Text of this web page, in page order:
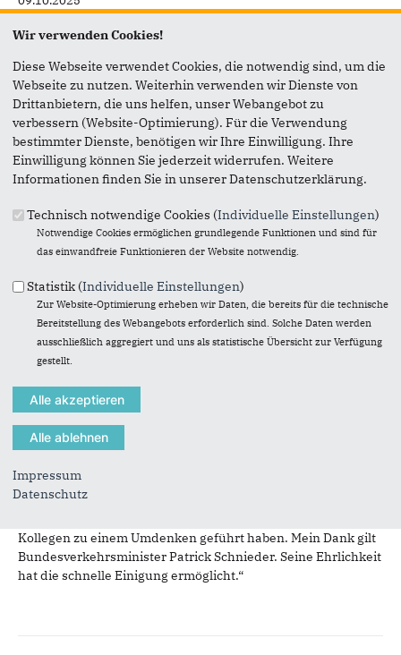
CDU/CSU und SPD stellen für den Bau von
Investitionspaket bereit, um baureife Projekte realisieren zu
können. Darauf haben sich die Koalitionsfraktionen im
Koalitionsausschuss geeinigt. Bundeskanzler Friedrich Merz
betonte in einer Pressekonferenz, dass nun alle baureifen
Maßnahmen starten können.
Auch der Lückenschluss der A1 kann somit finanziert
– Kelberg“ wird in Kürze eine Entscheidung des
Bundesverwaltungsgerichts erwartet. Die Baufreigabe
könnte im Anschluss zeitnah erteilt werden.
„Mit der jetzt getroffenen Vereinbarung ist die Finanzierung
gesichert. Ich erwarte, dass nach dem Urteil des
Bundesverwaltungsgerichts die Bauausführungen für das
Teilstück der A1 beginnen. Der Lückenschluss ist eine
zentrale Investition für Anwohner, Wirtschaft, Tourismus
europäischen Verkehrsnetz“, erklärt der
Bundestagsabgeordnete Detlef Seif.
Nachdem vor drei Wochen bekannt geworden war, dass
zunächst nicht finanziert sind, hat die Koalition nun rasch
eine tragfähige Lösung gefunden. Seif betont: „Ich bin froh,
Kollegen zu einem Umdenken geführt haben. Mein Dank gilt
Bundesverkehrsminister Patrick Schnieder. Seine Ehrlichkeit
hat die schnelle Einigung ermöglicht.“
Wir verwenden Cookies!
Diese Webseite verwendet Cookies, die notwendig sind, um die
Webseite zu nutzen. Weiterhin verwenden wir Dienste von
Drittanbietern, die uns helfen, unser Webangebot zu
verbessern (Website-Optimierung). Für die Verwendung
bestimmter Dienste, benötigen wir Ihre Einwilligung. Ihre
Einwilligung können Sie jederzeit widerrufen. Weitere
Informationen finden Sie in unserer Datenschutzerklärung.
Technisch notwendige Cookies (Individuelle Einstellungen)
Notwendige Cookies ermöglichen grundlegende Funktionen und sind für
das einwandfreie Funktionieren der Website notwendig.
Statistik (Individuelle Einstellungen)
Zur Website-Optimierung erheben wir Daten, die bereits für die technische
Bereitstellung des Webangebots erforderlich sind. Solche Daten werden
ausschließlich aggregiert und uns als statistische Übersicht zur Verfügung
gestellt.
Impressum
Datenschutz